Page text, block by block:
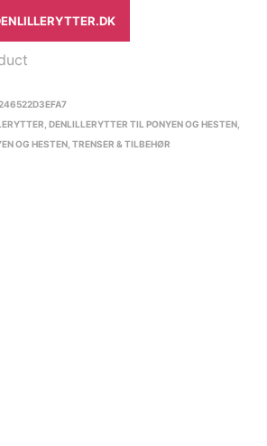
,DENLILLERYTTER TIL PONYEN OG HESTEN
OG HESTEN ,TRENSER & TILBEHØR